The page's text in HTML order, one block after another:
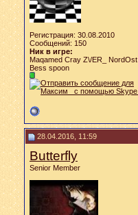
Регистрация: 30.08.2010
Сообщений: 150
Ник в игре:
Maqamed Cray Z\/ER_ NordOst
Bess spoon
28.04.2016, 11:59
Butterfly
Senior Member